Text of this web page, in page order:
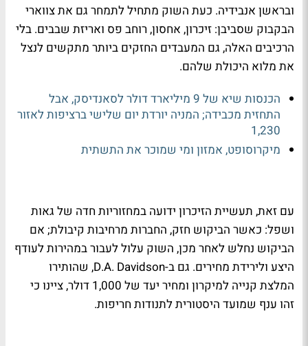
ובראשן אנבידיה. כעת השוק מתחיל לתמחר גם את צווארי
הבקבוק שסביבן: זיכרון, אחסון, רוחב פס ואריזת שבבים. בלי
הרכיבים האלה, גם המעבדים החזקים ביותר מתקשים לנצל
את מלוא היכולת שלהם.
הכנסות שיא של 9 מיליארד דולר לסאנדיסק, אבל
התחזית מכבידה; המניה יורדת יום שלישי ברציפות לאזור
1,230
מיקרוסופט, אמזון ומי שמוכר את התשתית
עם זאת, תעשיית הזיכרון ידועה במחזוריות חדה של גאות
ושפל: כאשר הביקוש חזק, החברות מרחיבות קיבולת; אם
הביקוש נחלש לאחר מכן, השוק עלול לעבור במהירות לעודף
היצע ולירידת מחירים. גם ב-D.A. Davidson, שהותירו
המלצת קנייה למיקרון ומחיר יעד של 1,000 דולר, ציינו כי
זהו ענף שמועד היסטורית לתנודות חריפות.